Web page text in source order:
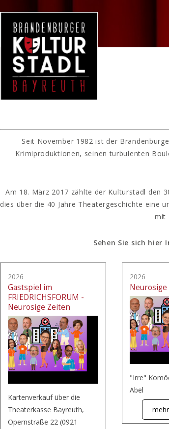
Seit November 1982 ist der
Krimiproduktionen, seinen turbulenten
Am 18. März 2017 zählte der Kulturstadl den
dies über die 40 Jahre Theatergeschichte eine
mit
Sehen Sie sich hier
2026
Gastspiel im
FRIEDRICHSFORUM -
Neurosige Zeiten
Kartenverkauf über die
Theaterkasse Bayreuth,
Opernstraße 22 (0921
2026
"Irre"
Abel